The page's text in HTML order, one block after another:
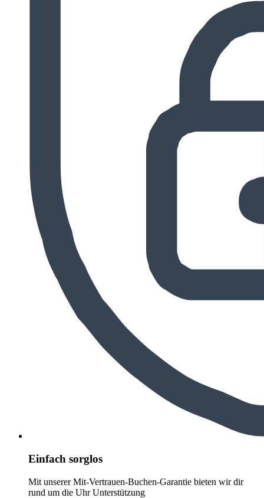
Einfach sorglos
Mit unserer Mit-Vertrauen-Buchen-Garantie bieten wir dir
rund um die Uhr Unterstützung